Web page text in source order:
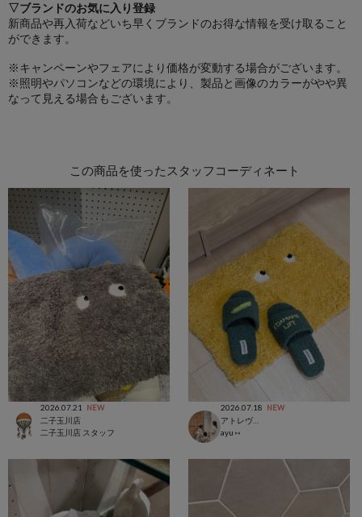
▽ブランドのお気に入り登録
新商品や再入荷などいち早くブランドのお得な情報を受け取ること
ができます。
※キャンペーンやフェアにより価格が変動する場合がございます。
※照明やパソコンなどの環境により、製品と画像のカラーがやや異
なって見える場合もございます。
この商品を使ったスタッフコーディネート
2026.07.21 NEW
二子玉川店
二子玉川店 スタッフ
2026.07.18 NEW
アトレヴィ大塚店
ayu ⑅